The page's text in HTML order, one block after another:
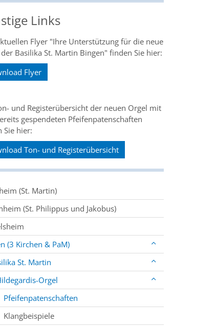
Links
Flyer "Ihre Unterstützung für die neue
Basilika St. Martin Bingen" finden Sie hier:
Flyer
und Registerübersicht der neuen Orgel mit
gespendeten Pfeifenpatenschaften
Sie hier:
Ton- und Registerübersicht
(St. Martin)
(St. Philippus und Jakobus)
(3 Kirchen & PaM)
St. Martin
Orgel
Pfeifenpatenschaften
Klangbeispiele